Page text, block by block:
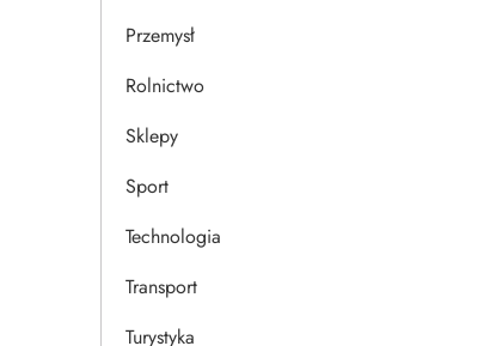
Przemysł
Rolnictwo
Sklepy
Sport
Technologia
Transport
Turystyka